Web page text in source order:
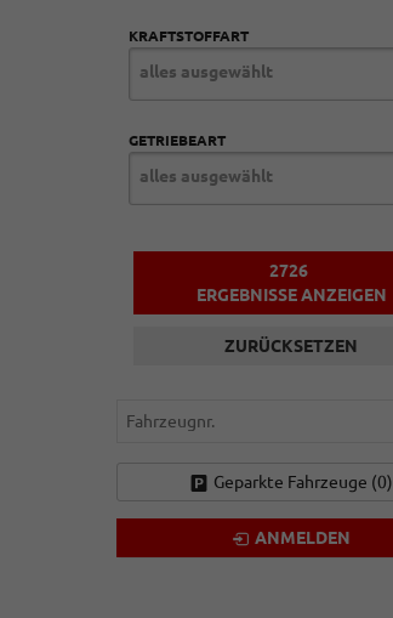
KRAFTSTOFFART
alles ausgewählt
GETRIEBEART
alles ausgewählt
2726
ERGEBNISSE ANZEIGEN
ZURÜCKSETZEN
Fahrzeugnr.
Geparkte Fahrzeuge (0)
ANMELDEN